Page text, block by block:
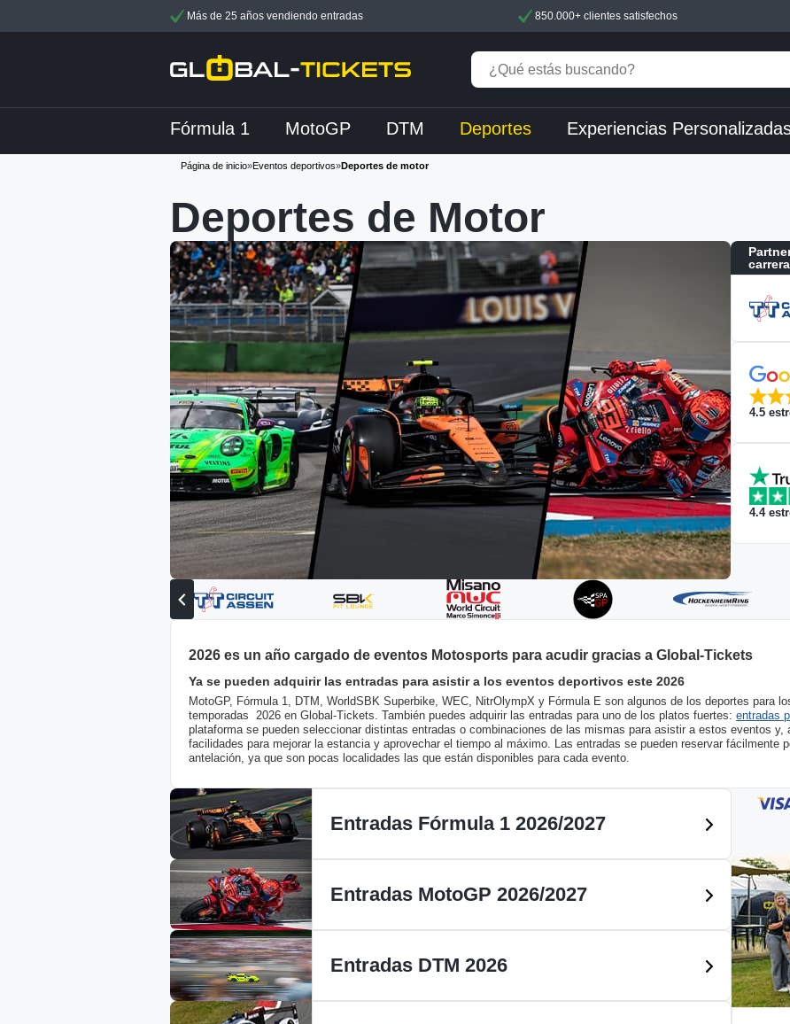
Más de 25 años vendiendo entradas 850.000+ clientes satisfechos
Fórmula 1 MotoGP DTM Deportes Experiencias
Página de inicio»Eventos deportivos»Deportes de motor
Deportes de Motor
4.5
4.4
Ver
el
anterior
2026 es un año cargado de eventos Motosports para acudir gracias a Global-Tickets
Ya se pueden adquirir las entradas para asistir a los eventos deportivos este 2026
MotoGP, Fórmula 1, DTM, WorldSBK Superbike, WEC, NitrOlympX y Fórmula E son algunos de los deportes para
temporadas 2026 en Global-Tickets. También puedes adquirir las entradas para uno de los platos fuertes: entradas
plataforma se pueden seleccionar distintas entradas o combinaciones de las mismas para asistir a estos eventos y,
facilidades para mejorar la estancia y aprovechar el tiempo al máximo. Las entradas se pueden reservar fácilmente
antelación, ya que son pocas localidades las que están disponibles para cada evento.
Entradas Fórmula 1 2026/2027
Entradas MotoGP 2026/2027
Entradas DTM 2026